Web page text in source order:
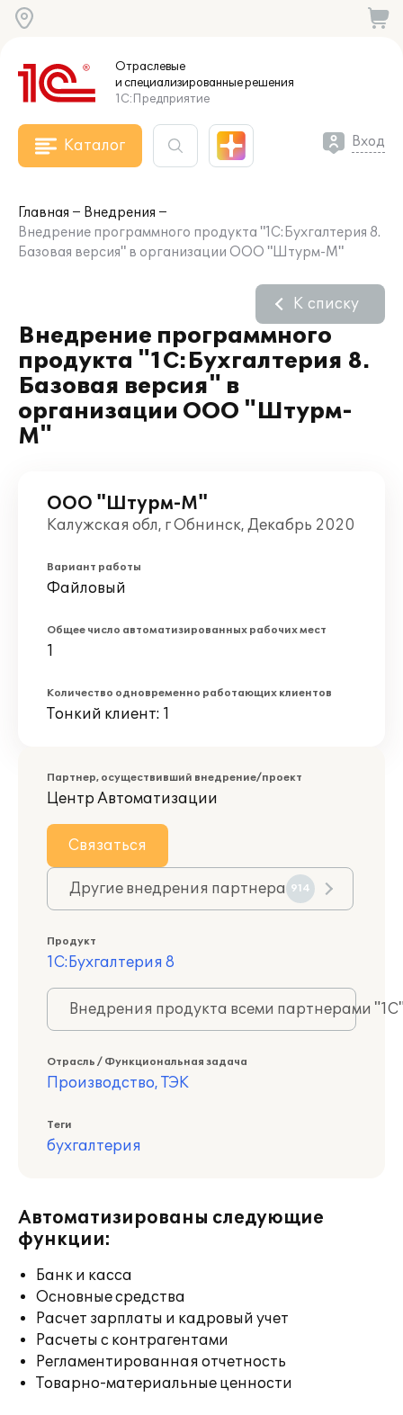
Отраслевые
и специализированныерешения
1С:Предприятие
Каталог Вход
Главная
Внедрения
Внедрение программного продукта "1С:Бухгалтерия 8.
Базовая версия" в организации ООО "Штурм-М"
Внедрение программного
продукта "1С:Бухгалтерия 8.
Базовая версия" в
организации ООО "Штурм-
М"
К списку
ООО "Штурм-М"
Калужская обл, г Обнинск, Декабрь 2020
Вариант работы
Файловый
Общее число автоматизированных рабочих мест
1
Количество одновременно работающих клиентов
Тонкий клиент: 1
Партнер, осуществивший внедрение/проект
Центр Автоматизации
Связаться
Другие внедрения партнера 914
Продукт
1С:Бухгалтерия 8
Внедрения продукта всеми партнерами
Отрасль / Функциональная задача
Производство, ТЭК
Теги
бухгалтерия
Автоматизированы следующие
функции:
Банк и касса
Основные средства
Расчет зарплаты и кадровый учет
Расчеты с контрагентами
Регламентированная отчетность
Товарно-материальные ценности